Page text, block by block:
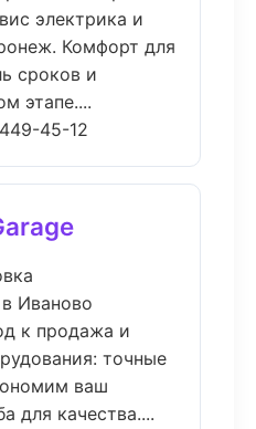
электрика и
Комфорт для
сроков и
этапе....
45-12
Иваново
к продажа и
точные
ваш
для качества....